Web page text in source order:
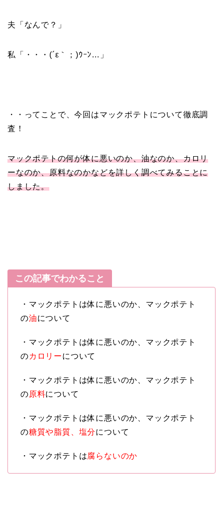
夫「なんで？」
私「・・・(´ε｀；)ｳｰﾝ…」
・・ってことで、今回はマックポテトについて徹底調
査！
マックポテトの何が体に悪いのか、油なのか、カロリ
ーなのか、原料なのかなどを詳しく調べてみることに
しました。
この記事でわかること
・マックポテトは体に悪いのか、マックポテト
の油について
・マックポテトは体に悪いのか、マックポテト
のカロリーについて
・マックポテトは体に悪いのか、マックポテト
の原料について
・マックポテトは体に悪いのか、マックポテト
の糖質や脂質、塩分について
・マックポテトは腐らないのか